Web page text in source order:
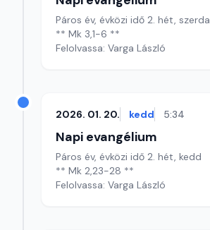
Páros év, évközi idő 2. hét, szerda
** Mk 3,1-6 **
Felolvassa: Varga László
2026. 01. 20. kedd 5:34
Napi evangélium
Páros év, évközi idő 2. hét, kedd
** Mk 2,23-28 **
Felolvassa: Varga László